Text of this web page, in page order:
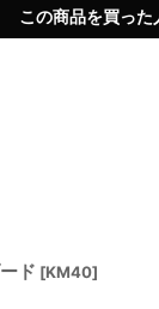
この商品を買っ
ド [KM40]